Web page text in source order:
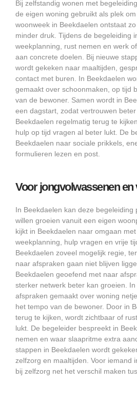
Bij zelfstandig wonen met
de eigen woning gebruikt als plek
woonweek in Beekdaelen ontstaat
minder druk. Tijdens de begeleiding
weekplanning, rust nemen en werk
aan concrete doelen. Bij nieuwe
wordt gekeken naar maaltijden,
contact met buren. In Beekdaelen
gemaakt over schoonmaken, op tijd
van de bewoner. Samen wordt in
een dagstart, zodat vertrouwen
Beekdaelen regelmatig terug te
hulp op tijd vragen al beter lukt. De
Beekdaelen naar sociale prikkels,
formulieren lezen en post.
Voor jongvolwassenen en
In Beekdaelen kan deze begeleiding
willen groeien vanuit een eigen
kijkt in Beekdaelen naar omgaan
weekplanning, hulp vragen en vrije
Beekdaelen zoveel mogelijk regie,
naar afspraken gaan niet blijven
Beekdaelen geoefend met naar
sterker netwerk beter kan groeien.
afspraken gemaakt over woning
het tempo van de bewoner. Door in
terug te kijken, wordt zichtbaar of
lukt. De begeleider bespreekt in
nemen en waar slaapritme extra
stappen in Beekdaelen wordt
zelfzorg en maaltijden. Voor iemand
bij zelfzorg net het verschil maken